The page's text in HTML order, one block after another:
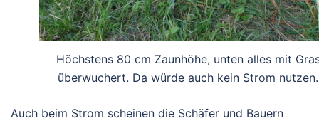
Höchstens 80 cm Zaunhöhe, unten alles mit
überwuchert. Da würde auch kein Strom nutzen.
Auch beim Strom scheinen die Schäfer und Bauern